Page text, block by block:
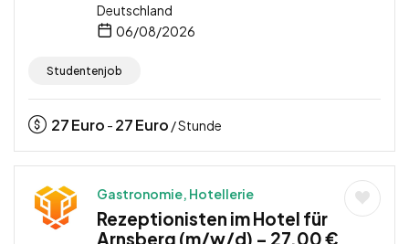
Deutschland
06/08/2026
Studentenjob
27Euro - 27Euro / Stunde
Gastronomie, Hotellerie
Rezeptionisten im Hotel für
Arnsberg (m/w/d) – 27,00 €